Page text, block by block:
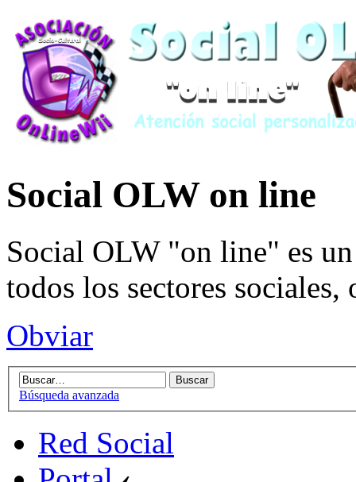
Social OLW on line
Social OLW "on line" es
todos los sectores sociales,
Obviar
Búsqueda avanzada
Red Social